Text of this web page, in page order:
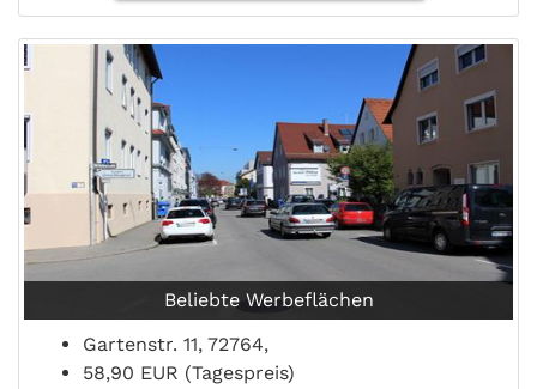
Beliebte Werbeflächen
Gartenstr. 11, 72764,
58,90 EUR (Tagespreis)